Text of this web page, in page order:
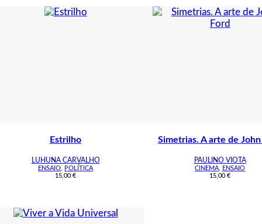
Estrilho
LUHUNA CARVALHO
ENSAIO
POLÍTICA
15,00 €
Simetrias. A arte de
PAULINO VIOTA
CINEMA
ENSAIO
15,00 €